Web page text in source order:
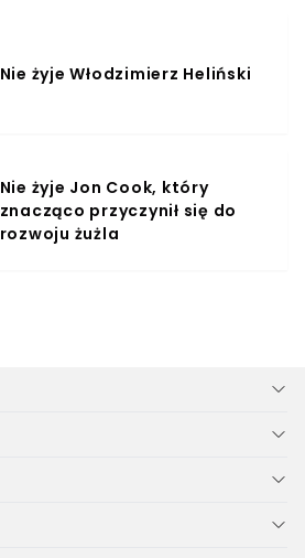
Nie żyje Włodzimierz Heliński
Nie żyje Jon Cook, który
znacząco przyczynił się do
rozwoju żużla